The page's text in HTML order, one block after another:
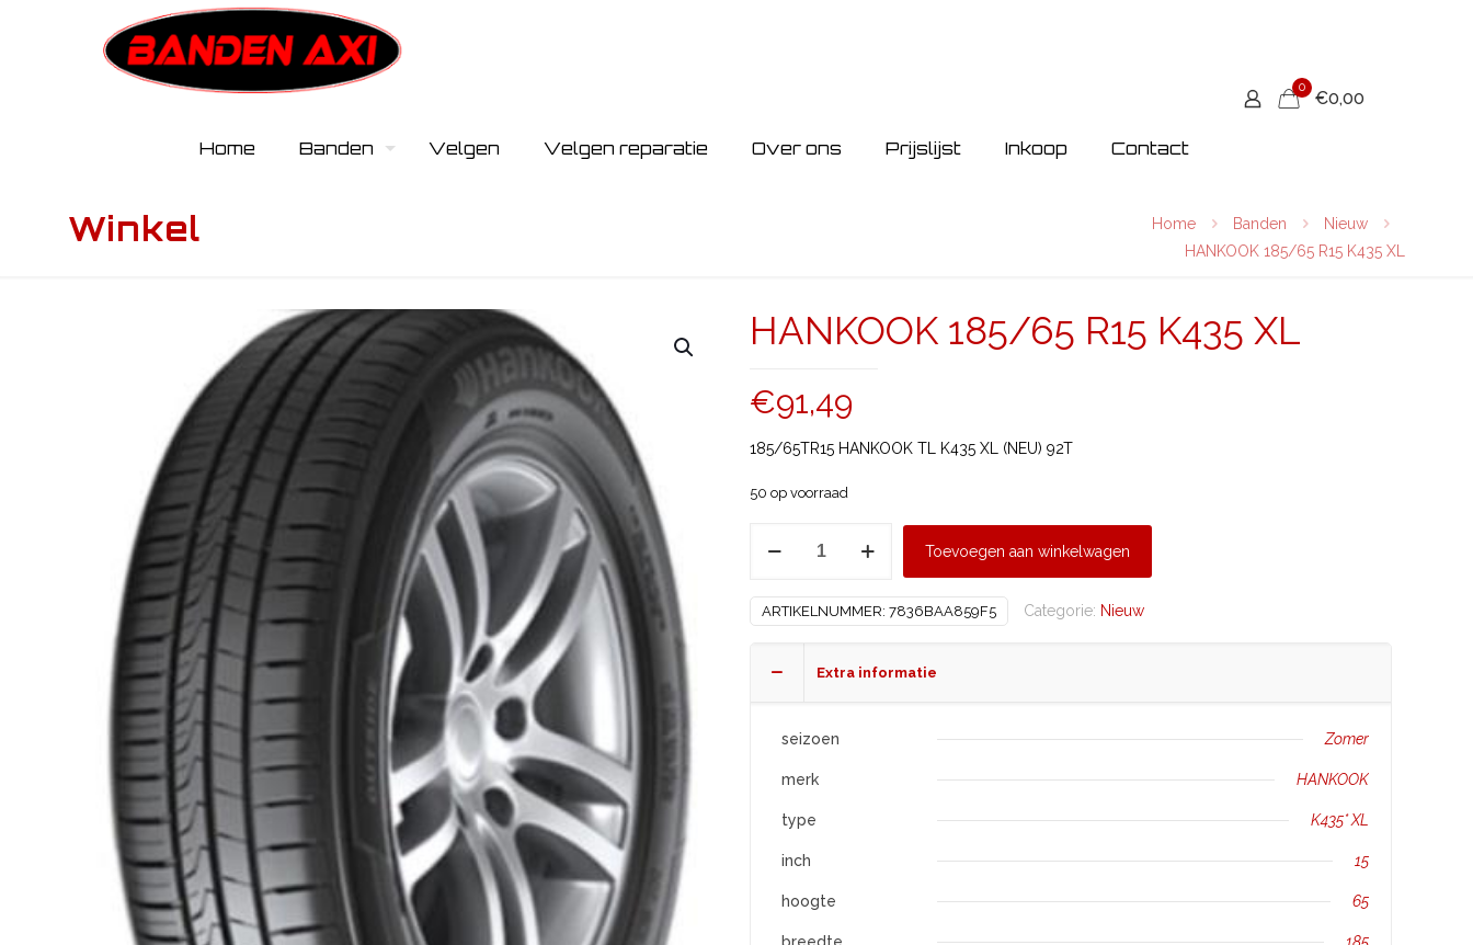
Home Banden Velgen Velgen reparatie Over ons Prijslijst Inkoop Contact
0
€0,00
Winkel Home Banden
Nieuw
HANKOOK 185/65 R15 K435 XL
HANKOOK 185/65 R15 K435 XL
€91,49
185/65TR15 HANKOOK TL K435 XL (NEU) 92T
50 op voorraad
K435
aantal
Toevoegen aan winkelwagen
ARTIKELNUMMER: 7836BAA859F5 Categorie: Nieuw
Extra informatie
seizoen Zomer
merk HANKOOK
type K435* XL
inch 15
hoogte 65